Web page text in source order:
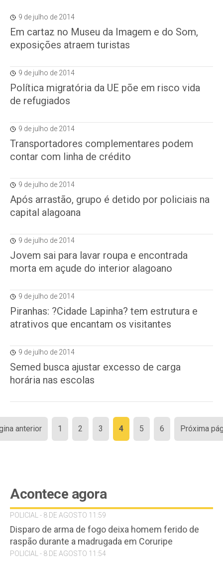
9 de julho de 2014
Em cartaz no Museu da Imagem e do Som,
exposições atraem turistas
9 de julho de 2014
Política migratória da UE põe em risco vida
de refugiados
9 de julho de 2014
Transportadores complementares podem
contar com linha de crédito
9 de julho de 2014
Após arrastão, grupo é detido por policiais na
capital alagoana
9 de julho de 2014
Jovem sai para lavar roupa e encontrada
morta em açude do interior alagoano
9 de julho de 2014
Piranhas: ?Cidade Lapinha? tem estrutura e
atrativos que encantam os visitantes
9 de julho de 2014
Semed busca ajustar excesso de carga
horária nas escolas
Paginação
de
anterior 1 2 3 4 5 6 Próxima
Acontece agora
POLICIAL - 8 DE AGOSTO 11:59
Disparo de arma de fogo deixa homem ferido de
raspão durante a madrugada em Coruripe
POLICIAL - 8 DE AGOSTO 11:54